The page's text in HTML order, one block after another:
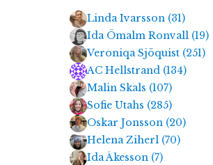
Linda Ivarsson (31)
Ida Ömalm Ronvall (19)
Veroniqa Sjöquist (251)
AC Hellstrand (134)
Malin Skals (107)
Sofie Utahs (285)
Oskar Jonsson (20)
Helena Ziherl (70)
Ida Åkesson (7)